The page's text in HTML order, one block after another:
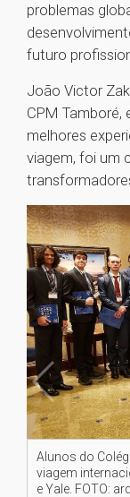
problemas
futuro
João Victor
CPM Tamboré,
melhores
viagem, foi um
Alunos do
viagem
e Yale. FOTO: